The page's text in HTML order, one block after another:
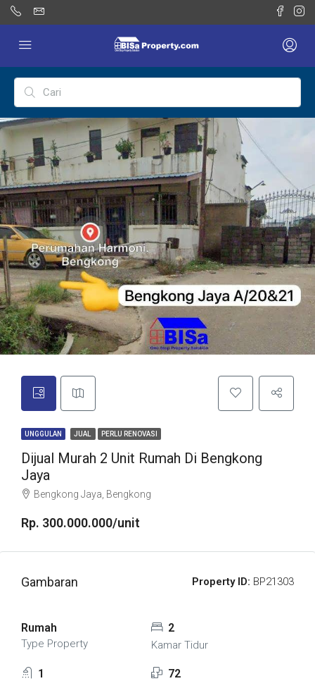
UNGGULAN JUAL PERLU RENOVASI
Dijual Murah 2 Unit Rumah Di Bengkong
Jaya
Bengkong Jaya, Bengkong
Rp. 300.000.000/unit
Gambaran Property ID: BP21303
Rumah
Type Property
2
Kamar Tidur
1 72